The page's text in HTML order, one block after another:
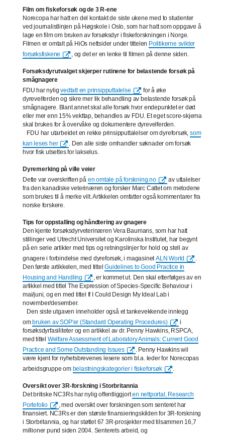
Film om fiskeforsøk og de 3 R-ene
Norecopa har hatt en del kontakt de siste ukene med to studenter
ved journalistlinjen på Høgskole i Oslo, som har hatt som oppgave å
lage en film om bruken av forsøksdyr i fiskeforskningen i Norge.
Filmen er omtalt på HiOs nettsider under tittelen Politikerne svikter
forsøksfiskene
, og det er en lenke til filmen på denne siden.
Forsøksdyrutvalget skjerper rutinene for belastende forsøk på
smågnagere
FDU har nyligvedtatt en prinsipputtalelse
for å øke
dyrevelferden og sikre mer lik behandling av belastende forsøk på
smågnagere. Blant annet skal alle forsøk hvor endepunktet er død
eller mer enn 15% vekttap, behandles av FDU. Et eget score-skjema
skal brukes for å overvåke og dokumentere dyrevelferden.
FDU har utarbeidet en rekke prinsipputtalelser om dyreforsøk, som
kan leses her
. Den alle siste omhandler søknader om forsøk
hvor fisk utsettes for lakselus.
Dyremerking på ville veier
Dette var overskriften på en omtale på forskning.no
av uttalelser
fra den kanadiske veterinæren og forsker Marc Cattet om metodene
som brukes til å merke vilt. Artikkelen omfatter også kommentarer fra
norske forskere.
Tips for oppstalling og håndtering av gnagere
Den kjente forsøksdyrveterinæren Vera Baumans, som har hatt
stillinger ved Utrecht Universitet og Karolinska Institutet, har begynt
på en serie artikler med tips og retningslinjer for hold og stell av
gnagere i forbindelse med dyreforsøk, i magasinetALN World
.
Den første artikkelen, med tittelGuidelines to Good Practice in
Housing and Handling
, er kommet ut. Den skal etterfølges av en
artikkel med tittel The Expression of Species-Specific Behaviour i
mai/juni, og en med tittel If I Could Design My Ideal Lab i
november/desember.
Den siste utgaven inneholder også et tankevekkende innlegg
om bruken av SOP'er (Standard Operating Procedures)
i
forsøksdyrfasiliteter og en artikkel av dr. Penny Hawkins, RSPCA,
med tittel Welfare Assessment of Laboratory Animals: Current Good
Practice and Some Outstanding Issues
. Penny Hawkins wil
være kjent for nyhetsbrevenes lesere som bl.a. leder for Norecopas
arbeidsgruppe om belastningskategorier i fiskeforsøk .
Oversikt over 3R-forskning i Storbritannia
Det britiske NC3Rs har nylig offentliggjorten nettportal, Research
Portefolio
, med oversikt over forskningen som senteret har
finansiert. NC3Rs er den største finansieringskilden for 3R-forskning
i Storbritannia, og har støttet 67 3R-prosjekter med tilsammen 16,7
millioner pund siden 2004. Senterets arbeid, og